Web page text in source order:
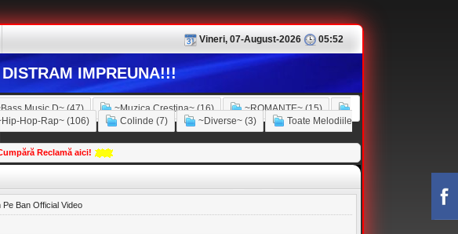
Vineri, 07-August-2026 05:52
IMPREUNA!!!
Music D~ (47) ~Muzica Crestina~ (16)
~ROMANTE~ (15)
Hop-Rap~ (106) Colinde (7) ~Diverse~ (3)
Toate Melodiile
Reclamă aici!
Ban Official Video